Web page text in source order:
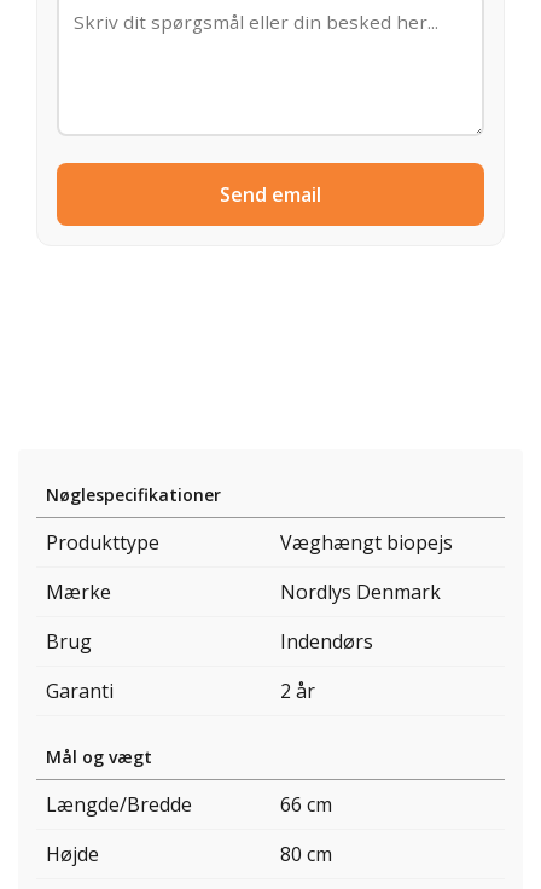
Send email
Nøglespecifikationer
Produkttype
Væghængt biopejs
Mærke
Nordlys Denmark
Brug
Indendørs
Garanti
2 år
Mål og vægt
Længde/Bredde
66 cm
Højde
80 cm